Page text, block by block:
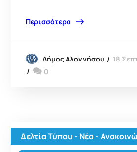
Περισσότερα
Δήμος Αλοννήσου
18
0
Δελτία Τύπου - Νέα -